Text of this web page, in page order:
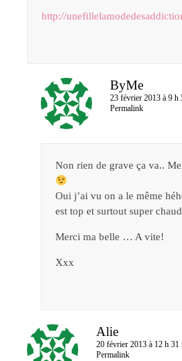
http://
ByMe
23 février 2013 à 9 h
Permalink
Non rien de grave ça va..
Oui j’ai vu on a le même
est top et surtout super
Merci ma belle … A vite!
Xxx
Alie
20 février 2013 à 12 h 31
Permalink